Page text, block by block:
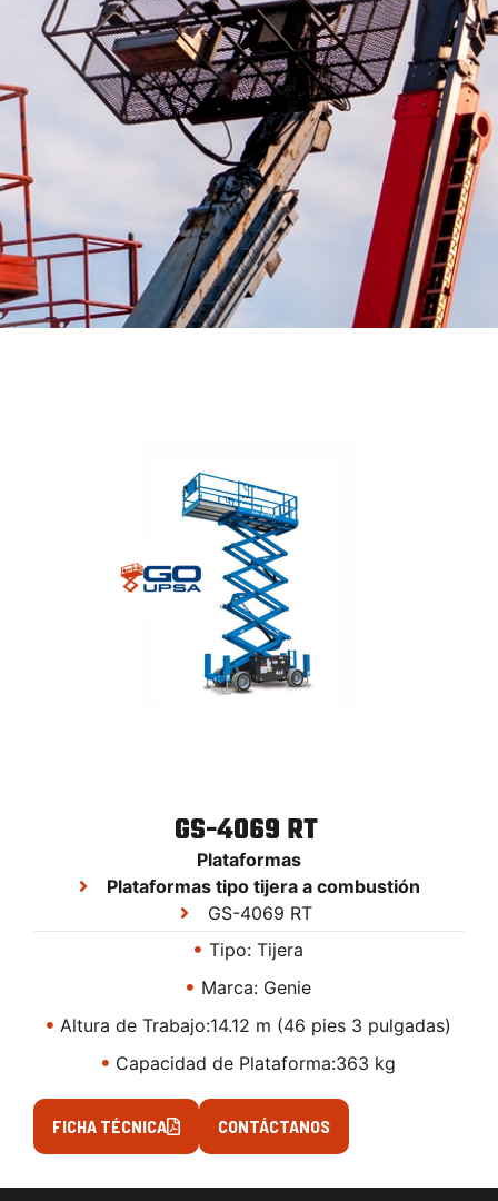
GS-4069 RT
Plataformas
Plataformas tipo tijera a combustión
GS-4069 RT
Tipo: Tijera
Marca: Genie
Altura de Trabajo:14.12 m (46 pies 3 pulgadas)
Capacidad de Plataforma:363 kg
FICHA TÉCNICA CONTÁCTANOS